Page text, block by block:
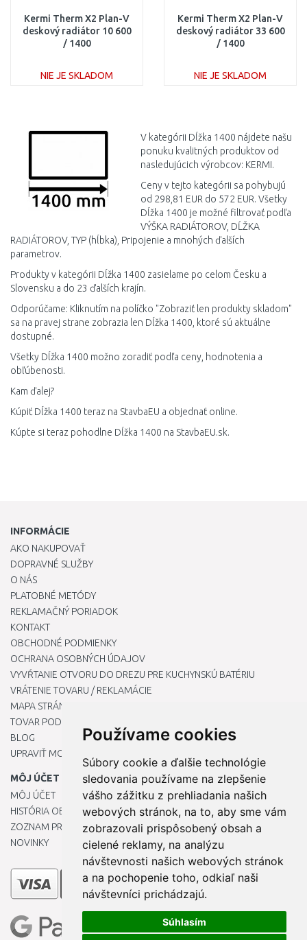
Používame cookies
Súbory cookie a ďalšie technológie
sledovania používame na zlepšenie
vášho zážitku z prehliadania našich
webových stránok, na to, aby sme vám
zobrazovali prispôsobený obsah a
cielené reklamy, na analýzu
návštevnosti našich webových stránok
a na pochopenie toho, odkiaľ naši
návštevníci prichádzajú.
Súhlasím
Kermi Therm X2 Plan-V
deskový radiátor 10 600
/ 1400
NIE JE SKLADOM
Porovnať
Kermi Therm X2 Plan-V
deskový radiátor 33 600
/ 1400
NIE JE SKLADOM
V kategórii Dĺžka 1400 nájdete našu
ponuku kvalitných produktov od
nasledujúcich výrobcov: KERMI.
Ceny v tejto kategórii sa pohybujú
od 298,81 EUR do 572 EUR. Všetky
Dĺžka 1400 je možné filtrovať podľa
VÝŠKA RADIÁTOROV, DĹŽKA
RADIÁTOROV, TYP (hĺbka), Pripojenie a mnohých ďalších
parametrov.
Produkty v kategórii Dĺžka 1400 zasielame po celom Česku a
Slovensku a do 23 ďalších krajín.
Odporúčame: Kliknutím na políčko "Zobraziť len produkty skladom"
sa na pravej strane zobrazia len Dĺžka 1400, ktoré sú aktuálne
dostupné.
Všetky Dĺžka 1400 možno zoradiť podľa ceny, hodnotenia a
obľúbenosti.
Kam ďalej?
Kúpiť Dĺžka 1400 teraz na StavbaEU a objednať online.
Kúpte si teraz pohodlne Dĺžka 1400 na StavbaEU.sk.
INFORMÁCIE
AKO NAKUPOVAŤ
DOPRAVNÉ SLUŽBY
O NÁS
PLATOBNÉ METÓDY
REKLAMAČNÝ PORIADOK
KONTAKT
OBCHODNÉ PODMIENKY
OCHRANA OSOBNÝCH ÚDAJOV
VYVŔTANIE OTVORU DO DREZU PRE KUCHYNSKÚ BATÉRIU
VRÁTENIE TOVARU / REKLAMÁCIE
MAPA STRÁNOK
TOVAR PODĽA ZNAČIEK
BLOG
UPRAVIŤ MOJE PREDVOĽBY COOKIES
MÔJ ÚČET
MÔJ ÚČET
HISTÓRIA OBJEDNÁVOK
ZOZNAM PRIANÍ
NOVINKY